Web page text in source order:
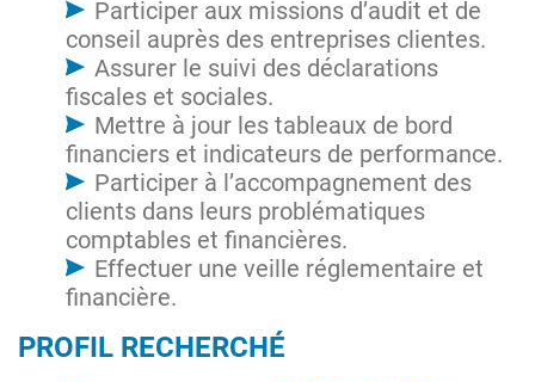
Participer aux missions d’audit et de
conseil auprès des entreprises clientes.
Assurer le suivi des déclarations
fiscales et sociales.
Mettre à jour les tableaux de bord
financiers et indicateurs de performance.
Participer à l’accompagnement des
clients dans leurs problématiques
comptables et financières.
Effectuer une veille réglementaire et
financière.
PROFIL RECHERCHÉ